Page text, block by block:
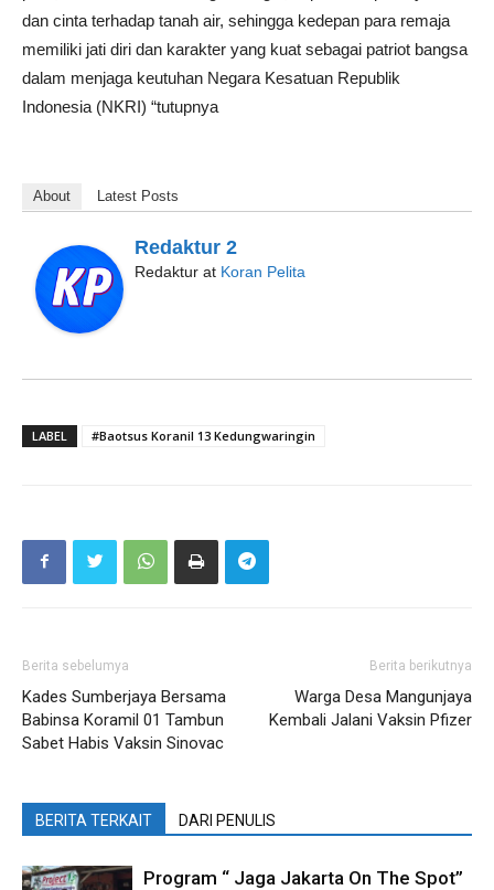
dan cinta terhadap tanah air, sehingga kedepan para remaja
memiliki jati diri dan karakter yang kuat sebagai patriot bangsa
dalam menjaga keutuhan Negara Kesatuan Republik
Indonesia (NKRI) “tutupnya
About Latest Posts
Redaktur 2
Redaktur at Koran Pelita
LABEL #Baotsus Koranil 13 Kedungwaringin
Berita sebelumya
Kades Sumberjaya Bersama
Babinsa Koramil 01 Tambun
Sabet Habis Vaksin Sinovac
Berita berikutnya
Warga Desa Mangunjaya
Kembali Jalani Vaksin Pfizer
BERITA TERKAIT DARI PENULIS
Program “ Jaga Jakarta On The Spot”